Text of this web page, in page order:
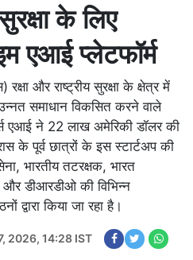
के लिए
एआई प्लेटफॉर्म
और राष्ट्रीय सुरक्षा के क्षेत्र में
समाधान विकसित करने वाले
एआई ने 22 लाख अमेरिकी डॉलर की
के पूर्व छात्रों के इस स्टार्टअप की
भारतीय तटरक्षक, भारत
और डीआरडीओ की विभिन्न
द्वारा किया जा रहा है।
2026, 14:28 IST